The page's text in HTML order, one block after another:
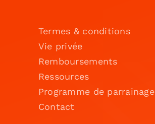
Termes & conditions
Vie privée
Remboursements
Ressources
Programme de parrainage
Contact